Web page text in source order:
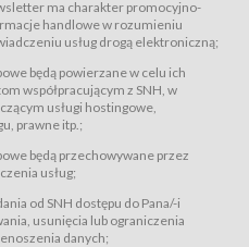
danych osobowych Usługobiorców
w rozumieniu ustawy z dnia 18 lipca
(Dz.U. z 2002 r., Nr 144, poz.
są nieodpłatnie.
przez Usługobiorców materiałów
w Serwisie,
umów nabycia Karnetów i Biletów,
umów sprzedaży w Sklepie.
ma charakter promocyjno-
handlowe w rozumieniu
usług drogą elektroniczną;
będą powierzane w celu ich
współpracującym z SNH, w
usługi hostingowe,
prawne itp.;
będą przechowywane przez
usług;
od SNH dostępu do Pana/-i
usunięcia lub ograniczenia
danych;